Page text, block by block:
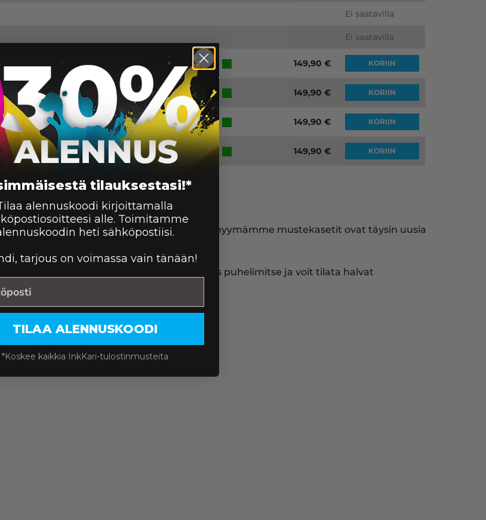
Ei saatavilla
Ei saatavilla
12000 149,90€ KORIIN
12000 149,90€ KORIIN
12000 149,90€ KORIIN
12000 149,90€ KORIIN
ja huippunopeasti!
vuoden takuulla hintaan 149.90 €. Kaikki myymämme mustekasetit ovat täysin uusia
kasetteja.
InkKarista saat palvelua myös puhelimitse ja voit tilata halvat
sinua myös Tampereella.
tilauksestasi!*
alennuskoodi kirjoittamalla
alle. Toimitamme
heti sähköpostiisi.
tarjous on voimassa vain tänään!
TILAA ALENNUSKOODI
*Koskee kaikkia InkKari-tulostinmusteita